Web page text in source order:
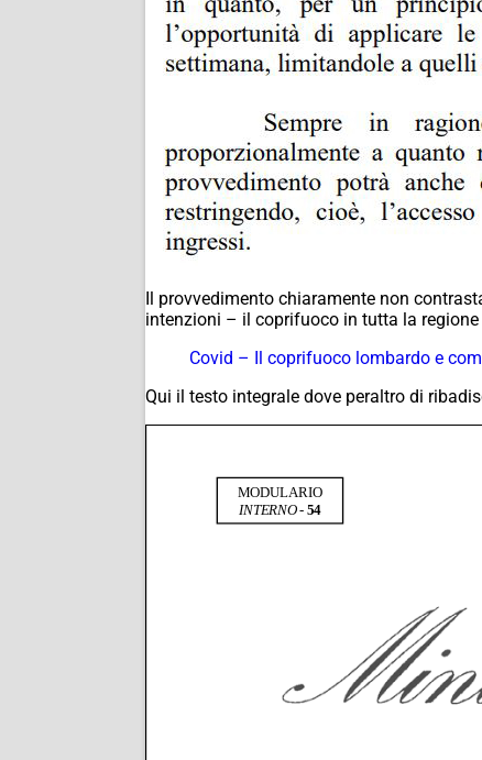
Il provvedimento chiaramente non
intenzioni – il coprifuoco in tutta la regione
Covid – Il coprifuoco lombardo e
Qui il testo integrale dove peraltro di